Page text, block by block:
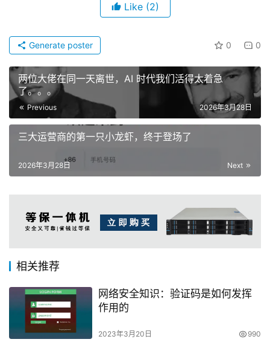
Like (2)
0 0
Generate poster
两位大佬在同一天离世，AI 时代我们活得太着急
了。。。
Previous 2026年3月28日
三大运营商的第一只小龙虾，终于登场了
Next
2026年3月28日
相关推荐
网络安全知识：验证码是如何发挥
作用的
2023年3月20日 990